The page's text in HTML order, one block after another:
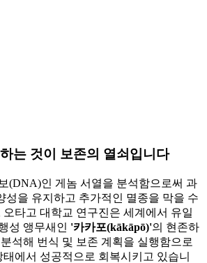
는 것이 보존의 열쇠입니다
(DNA)인 게놈 서열을 분석함으로써 과
성을 유지하고 추가적인 멸종을 막을 수
타고 대학교 연구진은 세계에서 유일
성 앵무새인 '카카포(kākāpō)'의 현존하
석해 번식 및 보존 계획을 실행함으로
에서 성공적으로 회복시키고 있습니